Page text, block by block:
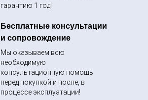
гарантию 1 год!
Бесплатные консультации
и сопровождение
Мы оказываем всю
необходимую
консультационную помощь
перед покупкой и после, в
процессе эксплуатации!